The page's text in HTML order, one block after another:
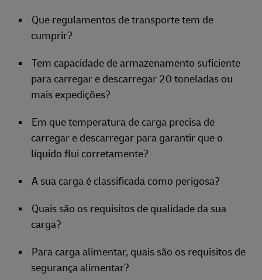
Que regulamentos de transporte tem de
cumprir?
Tem capacidade de armazenamento suficiente
para carregar e descarregar 20 toneladas ou
mais expedições?
Em que temperatura de carga precisa de
carregar e descarregar para garantir que o
líquido flui corretamente?
A sua carga é classificada como perigosa?
Quais são os requisitos de qualidade da sua
carga?
Para carga alimentar, quais são os requisitos de
segurança alimentar?